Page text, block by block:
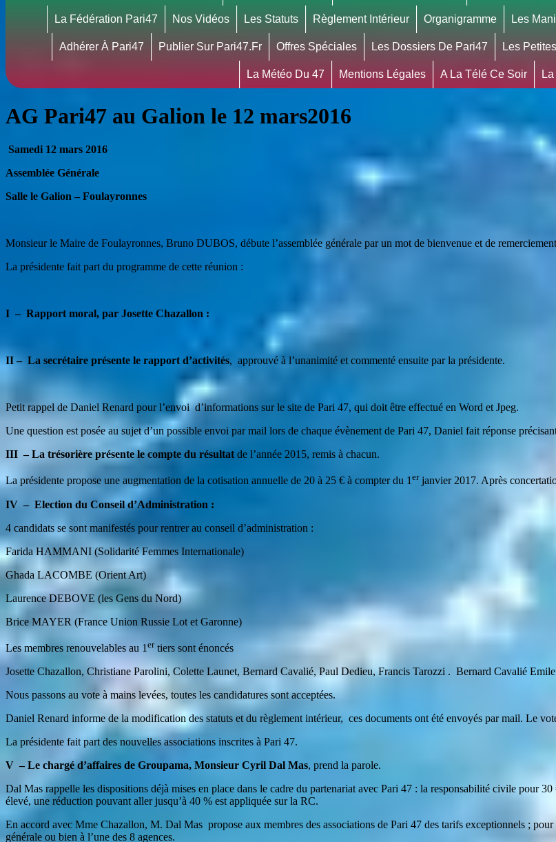
La Fédération Pari47 Nos Vidéos Les Statuts Règlement Intérieur Organigramme Les
Adhérer À Pari47 Publier Sur Pari47.fr Offres Spéciales Les Dossiers De Pari47 Les
La Météo Du 47 Mentions Légales A La Télé Ce Soir
AG Pari47 au Galion le 12 mars2016
Samedi 12 mars 2016
Assemblée Générale
Salle le Galion – Foulayronnes
Monsieur le Maire de Foulayronnes, Bruno DUBOS, débute l’assemblée générale par un mot de bienvenue et de
La présidente fait part du programme de cette réunion :
I – Rapport moral, par Josette Chazallon :
II – La secrétaire présente le rapport d’activités, approuvé à l’unanimité et commenté ensuite par la présidente.
Petit rappel de Daniel Renard pour l’envoi d’informations sur le site de Pari 47, qui doit être effectué en Word et Jpeg.
Une question est posée au sujet d’un possible envoi par mail lors de chaque évènement de Pari 47, Daniel fait réponse
III – La trésorière présente le compte du résultat de l’année 2015, remis à chacun.
La présidente propose une augmentation de la cotisation annuelle de 20 à 25 € à compter du 1erjanvier 2017. Après
IV – Election du Conseil d’Administration :
4 candidats se sont manifestés pour rentrer au conseil d’administration :
Farida HAMMANI (Solidarité Femmes Internationale)
Ghada LACOMBE (Orient Art)
Laurence DEBOVE (les Gens du Nord)
Brice MAYER (France Union Russie Lot et Garonne)
Les membres renouvelables au 1 ertiers sont énoncés
Josette Chazallon, Christiane Parolini, Colette Launet, Bernard Cavalié, Paul Dedieu, Francis Tarozzi . Bernard Cavalié Emile
Nous passons au vote à mains levées, toutes les candidatures sont acceptées.
Daniel Renard informe de la modification des statuts et du règlement intérieur, ces documents ont été envoyés par mail. Le
La présidente fait part des nouvelles associations inscrites à Pari 47.
V – Le chargé d’affaires de Groupama, Monsieur Cyril Dal Mas, prend la parole.
Dal Mas rappelle les dispositions déjà mises en place dans le cadre du partenariat avec Pari 47 : la responsabilité civile pour
élevé, une réduction pouvant aller jusqu’à 40 % est appliquée sur la RC.
En accord avec Mme Chazallon, M. Dal Mas propose aux membres des associations de Pari 47 des tarifs exceptionnels ; pour
générale ou bien à l’une des 8 agences.